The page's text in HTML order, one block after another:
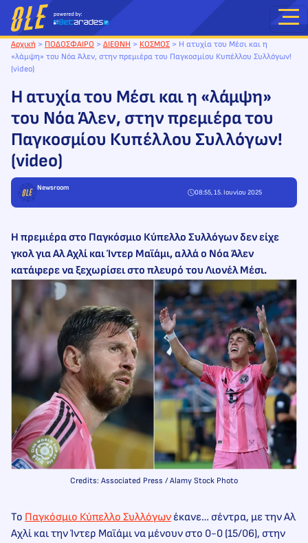
Μετάβαση
στο
περιεχόμενο
Αρχική > ΠΟΔΟΣΦΑΙΡΟ > ΔΙΕΘΝΗ > ΚΟΣΜΟΣ > Η ατυχία του Μέσι και η
«λάμψη» του Νόα Άλεν, στην πρεμιέρα του Παγκοσμίου Κυπέλλου Συλλόγων!
(video)
Η ατυχία του Μέσι και η «λάμψη»
του Νόα Άλεν, στην πρεμιέρα του
Παγκοσμίου Κυπέλλου Συλλόγων!
(video)
Newsroom
08:55, 15. Ιουνίου 2025
Η πρεμιέρα στο Παγκόσμιο Κύπελλο Συλλόγων δεν είχε
γκολ για Αλ Αχλί και Ίντερ Μαϊάμι, αλλά ο Νόα Άλεν
κατάφερε να ξεχωρίσει στο πλευρό του Λιονέλ Μέσι.
Credits: Associated Press / Alamy Stock Photo
Το Παγκόσμιο Κύπελλο Συλλόγων έκανε… σέντρα, με την Αλ
Αχλί και την Ίντερ Μαϊάμι να μένουν στο 0-0 (15/06), στην